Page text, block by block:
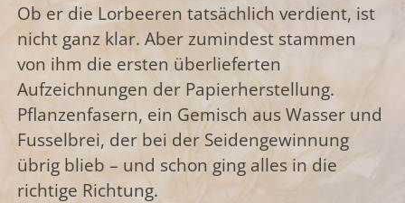
Ob er die Lorbeeren tatsächlich verdient, ist
nicht ganz klar. Aber zumindest stammen
von ihm die ersten überlieferten
Aufzeichnungen der Papierherstellung.
Pflanzenfasern, ein Gemisch aus Wasser und
Fusselbrei, der bei der Seidengewinnung
übrig blieb – und schon ging alles in die
richtige Richtung.